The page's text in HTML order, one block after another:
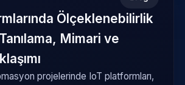
Ölçeklenebilirlik
Mimari ve
projelerinde IoT platformları,